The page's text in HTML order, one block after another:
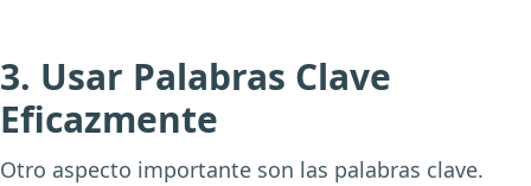
3. Usar Palabras Clave
Eficazmente
Otro aspecto importante son las palabras clave.